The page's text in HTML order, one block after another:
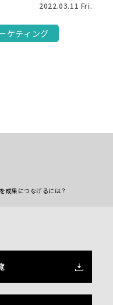
2022.03.11 Fri.
ケティング
成果につなげるには？